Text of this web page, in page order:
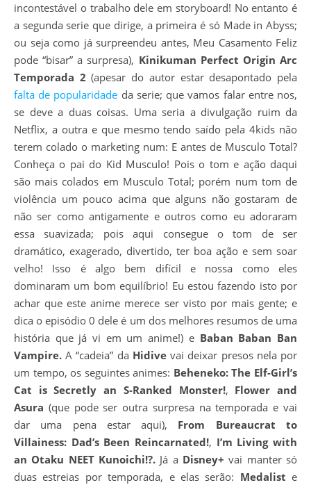
incontestável o trabalho dele em storyboard! No entanto é
a segunda serie que dirige, a primeira é só Made in Abyss;
ou seja como já surpreendeu antes, Meu Casamento Feliz
pode “bisar” a surpresa), Kinikuman Perfect Origin Arc
Temporada 2 (apesar do autor estar desapontado pela
falta de popularidade da serie; que vamos falar entre nos,
se deve a duas coisas. Uma seria a divulgação ruim da
Netflix, a outra e que mesmo tendo saído pela 4kids não
terem colado o marketing num: E antes de Musculo Total?
Conheça o pai do Kid Musculo! Pois o tom e ação daqui
são mais colados em Musculo Total; porém num tom de
violência um pouco acima que alguns não gostaram de
não ser como antigamente e outros como eu adoraram
essa suavizada; pois aqui consegue o tom de ser
dramático, exagerado, divertido, ter boa ação e sem soar
velho! Isso é algo bem difícil e nossa como eles
dominaram um bom equilíbrio! Eu estou fazendo isto por
achar que este anime merece ser visto por mais gente; e
dica o episódio 0 dele é um dos melhores resumos de uma
história que já vi em um anime!) eBaban Baban Ban
Vampire.A “cadeia” da Hidivevai deixar presos nela por
um tempo, os seguintes animes: Beheneko: The Elf-Girl’s
Cat is Secretly an S-Ranked Monster!, Flower and
Asura (que pode ser outra surpresa na temporada e vai
dar uma pena estar aqui), From Bureaucrat to
Villainess: Dad’s Been Reincarnated!, I’m Living with
an Otaku NEET Kunoichi!?. Já a Disney+ vai manter só
duas estreias por temporada, e elas serão: Medalist e